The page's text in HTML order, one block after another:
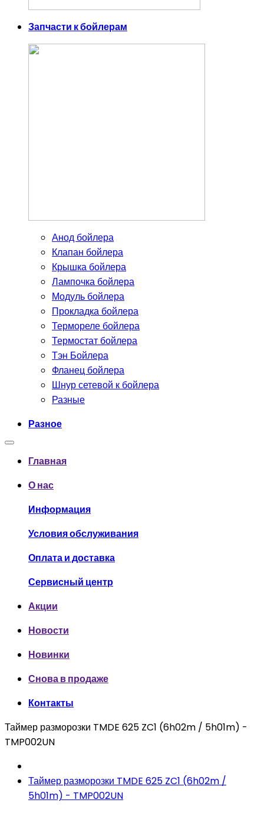
Запчасти к бойлерам
Анод бойлера
Клапан бойлера
Крышка бойлера
Лампочка бойлера
Модуль бойлера
Прокладка бойлера
Термореле бойлера
Термостат бойлера
Тэн Бойлера
Фланец бойлера
Шнур сетевой к бойлера
Разные
Разное
Главная
О нас
Информация
Условия обслуживания
Оплата и доставка
Сервисный центр
Акции
Новости
Новинки
Снова в продаже
Контакты
Таймер разморозки TMDE 625 ZC1 (6h02m / 5h01m) -
TMP002UN
Таймер разморозки TMDE 625 ZC1 (6h02m /
5h01m) - TMP002UN